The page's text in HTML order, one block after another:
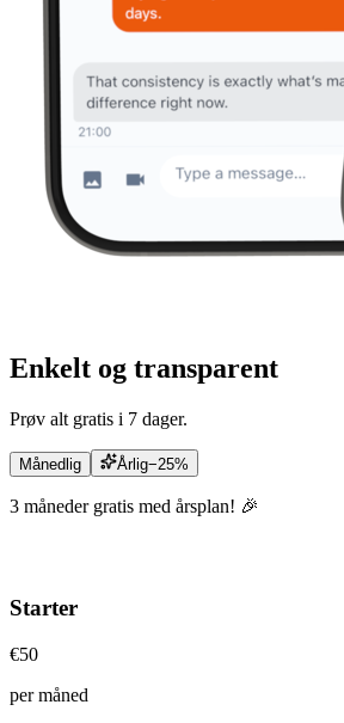
Enkelt og transparent
Prøv alt gratis i 7 dager.
Månedlig Årlig−25%
3 måneder gratis med årsplan! 🎉
Starter
€50
per måned